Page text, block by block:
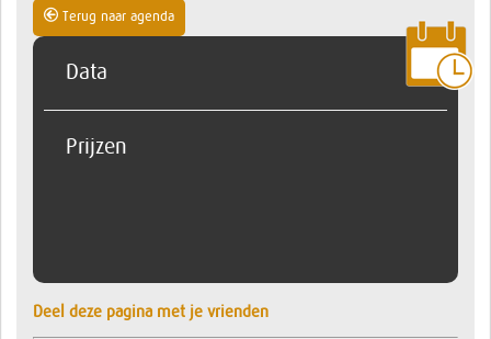
Terug naar agenda
Data
Prijzen
Deel deze pagina met je vrienden